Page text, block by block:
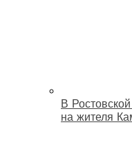
В
на жителя